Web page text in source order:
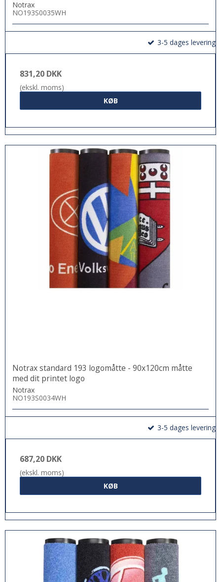
Notrax
NO193S0035WH
3-5 dages levering
831,20 DKK
(ekskl. moms)
KØB
Notrax standard 193 logomåtte - 90x120cm måtte
med dit printet logo
Notrax
NO193S0034WH
3-5 dages levering
687,20 DKK
(ekskl. moms)
KØB